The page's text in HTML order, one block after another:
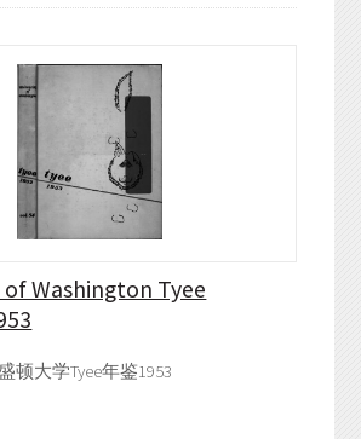
Washington Tyee
顿大学Tyee年鉴1953